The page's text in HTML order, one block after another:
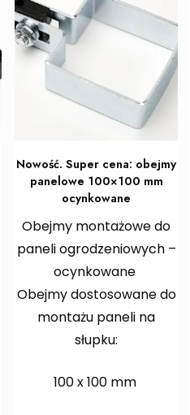
Nowość. Super cena: obejmy
panelowe 100×100 mm
ocynkowane
Obejmy montażowe do
paneli ogrodzeniowych –
ocynkowane
Obejmy dostosowane do
montażu paneli na
słupku:
100 x 100 mm